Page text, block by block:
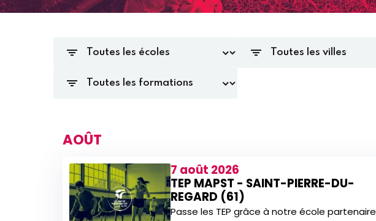
AOÛT
7 août 2026
TEP MAPST - SAINT-PIERRE-DU-
REGARD (61)
Passe les TEP grâce à notre école partenaire